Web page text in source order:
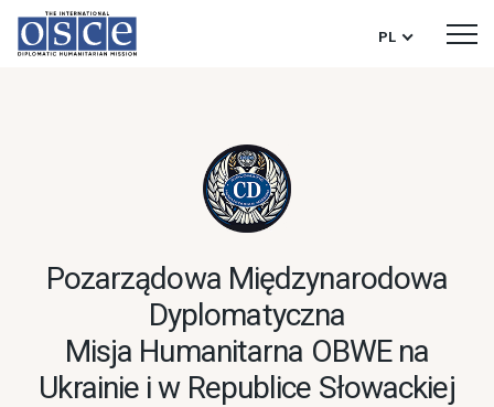
PL
Pozarządowa Międzynarodowa
Dyplomatyczna
Misja Humanitarna OBWE na
Ukrainie i w Republice Słowackiej